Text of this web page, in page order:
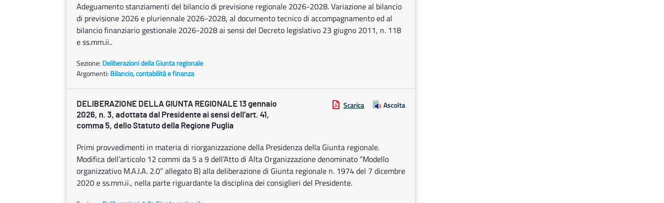
Adeguamento stanziamenti del bilancio di previsione regionale 2026-2028. Variazione al bilancio
di previsione 2026 e pluriennale 2026-2028, al documento tecnico di accompagnamento ed al
bilancio finanziario gestionale 2026-2028 ai sensi del Decreto legislativo 23 giugno 2011, n. 118
e ss.mm.ii..
Sezione: Deliberazioni della Giunta regionale
Argomenti: Bilancio, contabilità e finanza
DELIBERAZIONE DELLA GIUNTA REGIONALE 13 gennaio
2026, n. 3, adottata dal Presidente ai sensi dell’art. 41,
comma 5, dello Statuto della Regione Puglia
Scarica Ascolta
Primi provvedimenti in materia di riorganizzazione della Presidenza della Giunta regionale.
Modifica dell’articolo 12 commi da 5 a 9 dell’Atto di Alta Organizzazione denominato “Modello
organizzativo M.A.I.A. 2.0” allegato B) alla deliberazione di Giunta regionale n. 1974 del 7 dicembre
2020 e ss.mm.ii., nella parte riguardante la disciplina dei consiglieri del Presidente.